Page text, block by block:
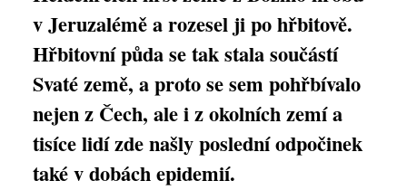
v Jeruzalémě a rozesel ji po hřbitově.
Hřbitovní půda se tak stala součástí
Svaté země, a proto se sem pohřbívalo
nejen z Čech, ale i z okolních zemí a
tisíce lidí zde našly poslední odpočinek
také v dobách epidemií.